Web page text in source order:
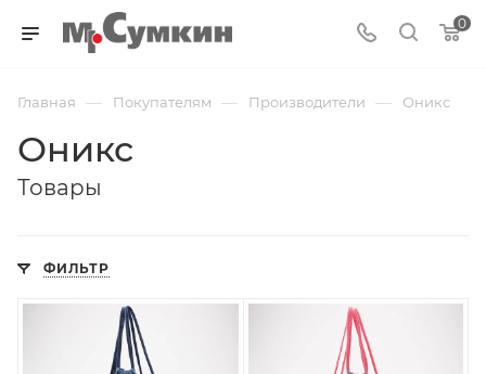
0
Главная — Покупателям — Производители — Оникс
Оникс
Товары
ФИЛЬТР